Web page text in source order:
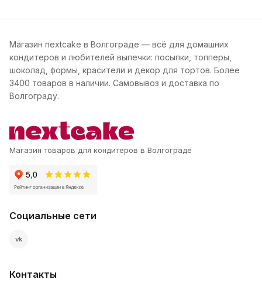
Магазин nextcake в Волгограде — всё для домашних
кондитеров и любителей выпечки: посыпки, топперы,
шоколад, формы, красители и декор для тортов. Более
3400 товаров в наличии. Самовывоз и доставка по
Волгограду.
Магазин товаров для кондитеров в Волгограде
Социальные сети
vk
Контакты